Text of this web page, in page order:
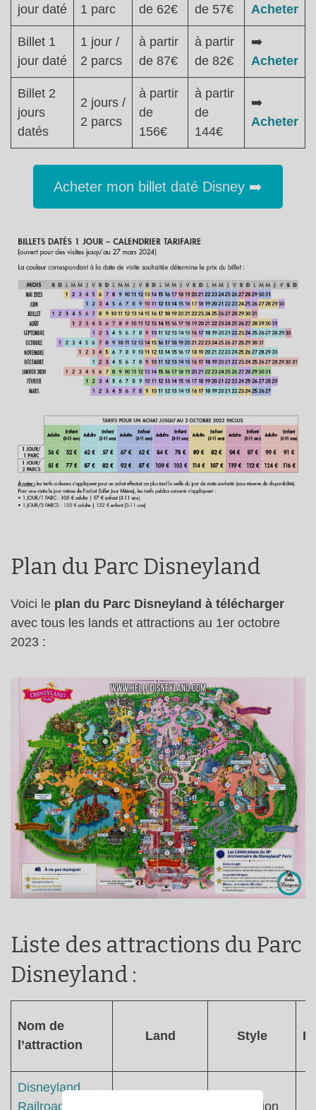
jour daté
1 parc
de 62€
de 57€
Acheter
Billet 1
jour daté
1 jour /
2 parcs
à partir
de 87€
à partir
de 82€
➡️
Acheter
Billet 2
jours
datés
2 jours /
2 parcs
à partir
de
156€
à partir
de
144€
➡️
Acheter
Acheter mon billet daté Disney ➡️
Plan du Parc Disneyland
Voici le plan du Parc Disneyland à télécharger
avec tous les lands et attractions au 1er octobre
2023 :
Liste des attractions du Parc
Disneyland :
Nom de
l’attraction
Land Style
Disneyland
Railroad –
Attraction